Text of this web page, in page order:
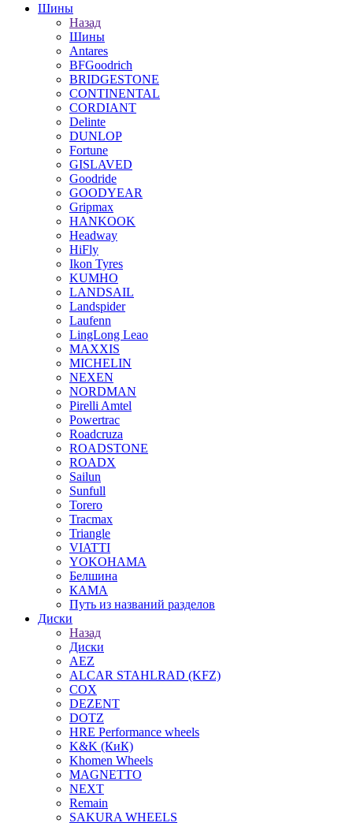
Шины
Назад
Шины
Antares
BFGoodrich
BRIDGESTONE
CONTINENTAL
CORDIANT
Delinte
DUNLOP
Fortune
GISLAVED
Goodride
GOODYEAR
Gripmax
HANKOOK
Headway
HiFly
Ikon Tyres
KUMHO
LANDSAIL
Landspider
Laufenn
LingLong Leao
MAXXIS
MICHELIN
NEXEN
NORDMAN
Pirelli Amtel
Powertrac
Roadcruza
ROADSTONE
ROADX
Sailun
Sunfull
Torero
Tracmax
Triangle
VIATTI
YOKOHAMA
Белшина
КАМА
Путь из названий разделов
Диски
Назад
Диски
AEZ
ALCAR STAHLRAD (KFZ)
COX
DEZENT
DOTZ
HRE Performance wheels
K&K (КиК)
Khomen Wheels
MAGNETTO
NEXT
Remain
SAKURA WHEELS